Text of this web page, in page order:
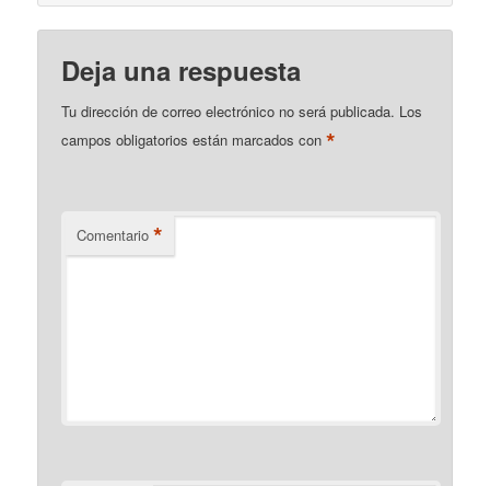
Deja una respuesta
Tu dirección de correo electrónico no será publicada. Los
campos obligatorios están marcados con*
Comentario *